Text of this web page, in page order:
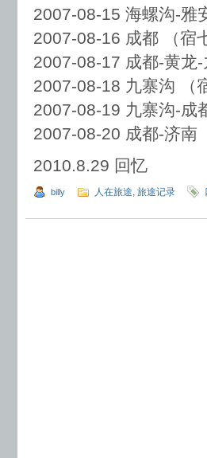
2007-08-15 海螺沟-雅
2007-08-16 成都 （宿
2007-08-17 成都-黄龙
2007-08-18 九寨沟 （
2007-08-19 九寨沟-成
2007-08-20 成都-济南
2010.8.29 回忆
billy 人在旅途, 旅途记录